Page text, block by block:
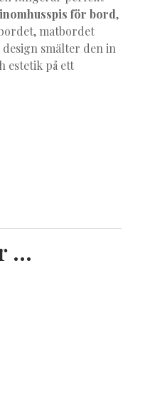
inomhusspis för bord,
matbordet
smälter den in
estetik på ett
…